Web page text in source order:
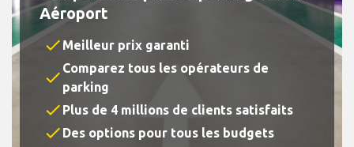
Aéroport
check Meilleur prix garanti
check Comparez tous les opérateurs de
parking
check Plus de 4 millions de clients satisfaits
check Des options pour tous les budgets